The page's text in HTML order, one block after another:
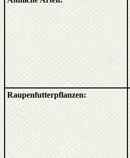
Raupenfutterpflanzen: